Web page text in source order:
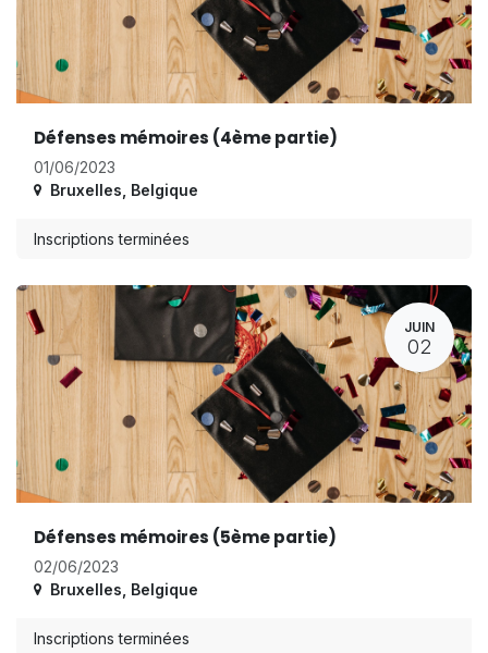
Défenses mémoires (4ème partie)
01/06/2023
Bruxelles Belgique
Inscriptions terminées
JUIN
02
Défenses mémoires (5ème partie)
02/06/2023
Bruxelles Belgique
Inscriptions terminées